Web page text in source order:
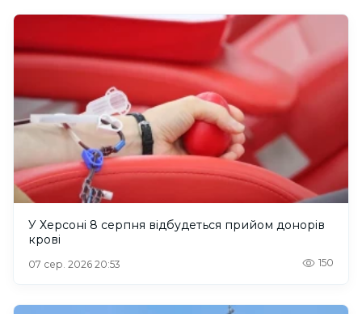
У Херсоні 8 серпня відбудеться прийом донорів
крові
07 сер. 2026 20:53 150